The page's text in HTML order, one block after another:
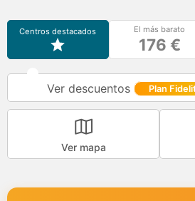
Centros destacados El más barato
176 €
Ver descuentos Plan
Ver mapa